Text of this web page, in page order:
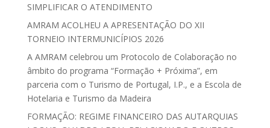
SIMPLIFICAR O ATENDIMENTO
AMRAM ACOLHEU A APRESENTAÇÃO DO XII
TORNEIO INTERMUNICÍPIOS 2026
A AMRAM celebrou um Protocolo de Colaboração no
âmbito do programa “Formação + Próxima”, em
parceria com o Turismo de Portugal, I.P., e a Escola de
Hotelaria e Turismo da Madeira
FORMAÇÃO: REGIME FINANCEIRO DAS AUTARQUIAS